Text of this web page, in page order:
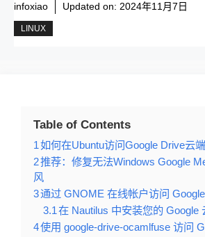
infoxiao Updated on: 2024年11月7日
LINUX
Table of Contents
1如何在Ubuntu访问Google Drive云
2推荐：修复无法Windows Google
风
3通过 GNOME 在线帐户访问
3.1在 Nautilus 中安装您的 Google
4使用 google-drive-ocamlfuse 访问